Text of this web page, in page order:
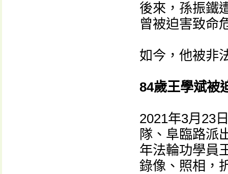
後來，孫振鐵
曾被迫害致命
如今，他被非
84歲王學斌被
2021年3月23
隊、阜臨路派
年法輪功學員
錄像、照相，